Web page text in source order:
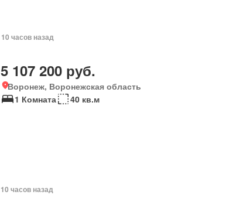
10 часов назад
5 107 200 руб.
Воронеж, Воронежская область
1 Комната
40 кв.м
10 часов назад